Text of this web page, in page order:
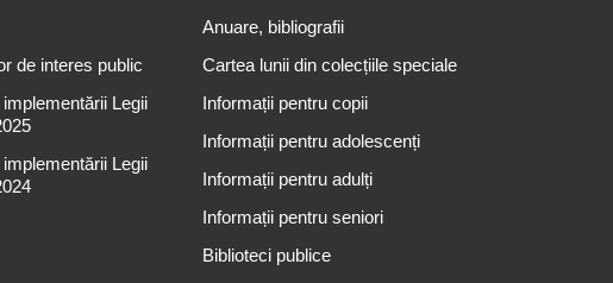
de interes public
Legii
Legii
Anuare, bibliografii
Cartea lunii din colecțiile speciale
Informații pentru copii
Informații pentru adolescenți
Informații pentru adulți
Informații pentru seniori
Biblioteci publice